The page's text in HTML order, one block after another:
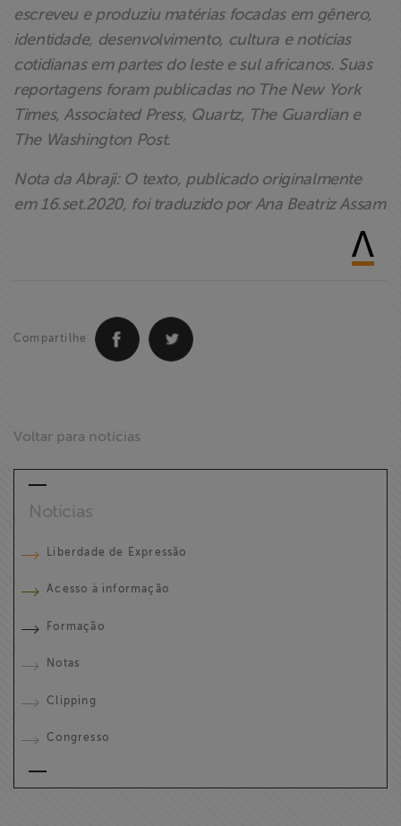
escreveu e produziu matérias focadas em gênero,
identidade, desenvolvimento, cultura e notícias
cotidianas em partes do leste e sul africanos. Suas
reportagens foram publicadas no The New York
Times, Associated Press, Quartz, The Guardian e
The Washington Post.
Nota da Abraji: O texto, publicado originalmente
em 16.set.2020, foi traduzido por Ana Beatriz Assam
Compartilhe
Voltar para notícias
Notícias
Liberdade de Expressão
Acesso à informação
Formação
Notas
Clipping
Congresso